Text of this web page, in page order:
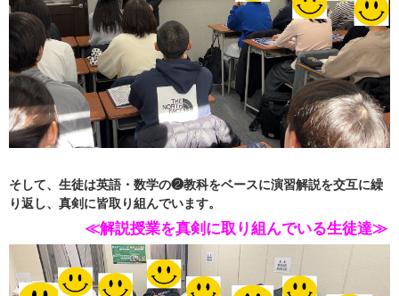
そして、生徒は英語・数学の❷教科をベースに演習解説を交互に繰
り返し、 真剣に皆取り組んでいます。
≪解説授業を真剣に取り組んでいる生徒達≫